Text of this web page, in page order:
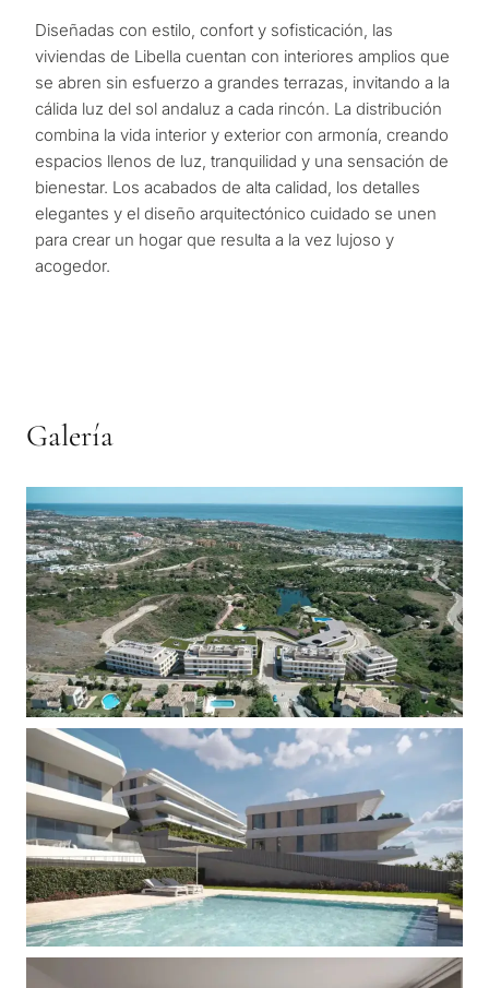
Diseñadas con estilo, confort y sofisticación, las
viviendas de Libella cuentan con interiores amplios que
se abren sin esfuerzo a grandes terrazas, invitando a la
cálida luz del sol andaluz a cada rincón. La distribución
combina la vida interior y exterior con armonía, creando
espacios llenos de luz, tranquilidad y una sensación de
bienestar. Los acabados de alta calidad, los detalles
elegantes y el diseño arquitectónico cuidado se unen
para crear un hogar que resulta a la vez lujoso y
acogedor.
Galería